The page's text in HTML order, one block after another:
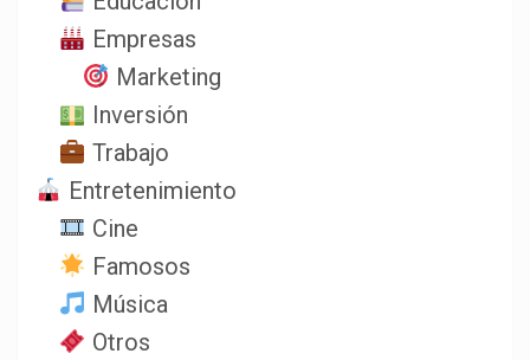
Empresas
Marketing
Inversión
Trabajo
Entretenimiento
Cine
Famosos
Música
Otros